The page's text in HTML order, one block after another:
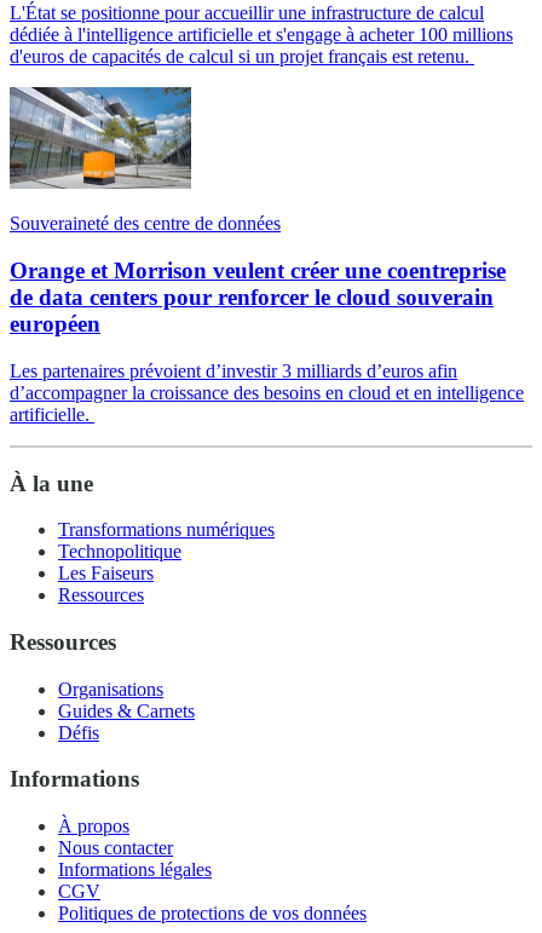
L'État se positionne pour accueillir une infrastructure de calcul
dédiée à l'intelligence artificielle et s'engage à acheter 100 millions
d'euros de capacités de calcul si un projet français est retenu.
Souveraineté des centre de données
Orange et Morrison veulent créer une coentreprise
de data centers pour renforcer le cloud souverain
européen
Les partenaires prévoient d’investir 3 milliards d’euros afin
d’accompagner la croissance des besoins en cloud et en intelligence
artificielle.
À la une
Transformations numériques
Technopolitique
Les Faiseurs
Ressources
Ressources
Organisations
Guides & Carnets
Défis
Informations
À propos
Nous contacter
Informations légales
CGV
Politiques de protections de vos données